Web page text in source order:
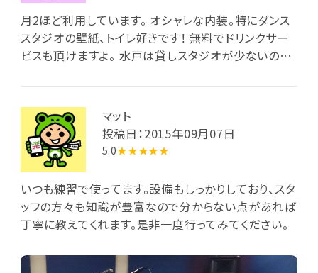
月2ほど利用しています。 オシャレな内装。特にダンス
スタジオの壁紙、トイレ好きです！ 無料でドリンクサー
ビスも頂けますよ。 水戸は貸しスタジオが少ないので
マット
投稿日：2015年09月07日
5.0★★★★★
いつも練習で使ってます。設備もしっかりしており、スタ
ッフの方々も知識が豊富なので分からない点があれば
丁寧に教えてくれます。是非一度行ってみてください。